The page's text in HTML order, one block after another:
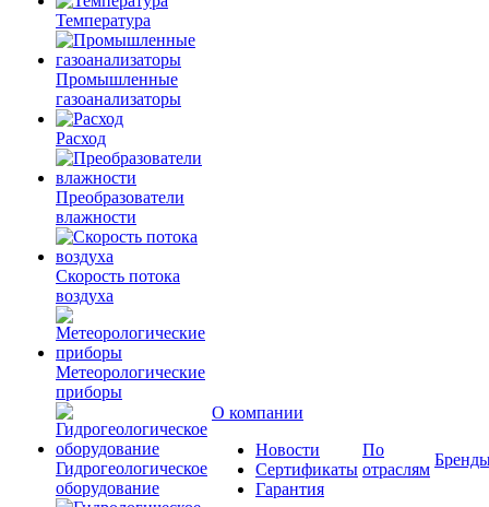
Температура
Промышленные
газоанализаторы
Расход
Преобразователи
влажности
Скорость потока
воздуха
Метеорологические
приборы
Гидрогеологическое
оборудование
О компании
Новости
Сертификаты
Гарантия
По
отраслям